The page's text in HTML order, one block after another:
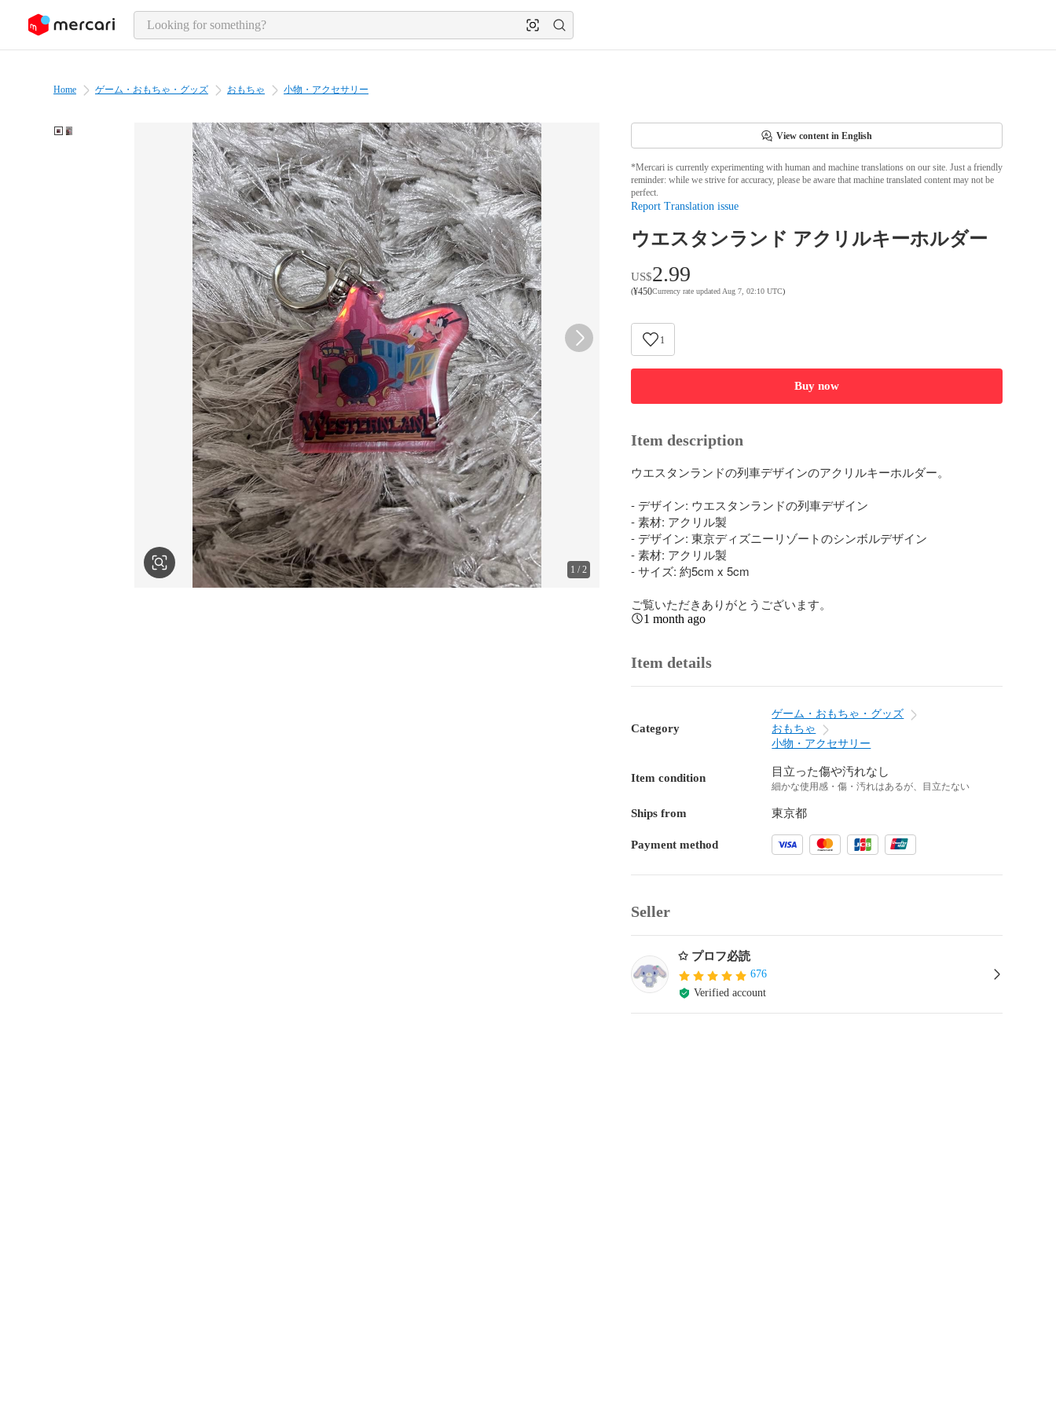
page content
Home ゲーム・おもちゃ・グッズ おもちゃ 小物・アクセサリー
1 /2
View content in English
*Mercari is currently experimenting with human and machine translations on our site. Just a friendly
reminder: while we strive for accuracy, please be aware that machine translated content may not be
perfect.
Report Translation issue
ウエスタンランド アクリルキーホルダー
US$2.99
(¥450Currency rate updated Aug 7, 02:10 UTC)
1
Buy now
Item description
ウエスタンランドの列車デザインのアクリルキーホルダー。
- デザイン: ウエスタンランドの列車デザイン
- 素材: アクリル製
- デザイン: 東京ディズニーリゾートのシンボルデザイン
- 素材: アクリル製
- サイズ: 約5cm x 5cm
ご覧いただきありがとうございます。
1 month ago
Item details
Category
ゲーム・おもちゃ・グッズ
おもちゃ
小物・アクセサリー
Item condition 目立った傷や汚れなし
細かな使用感・傷・汚れはあるが、目立たない
Ships from 東京都
Payment method
Seller
✩ プロフ必読
676
Verified account